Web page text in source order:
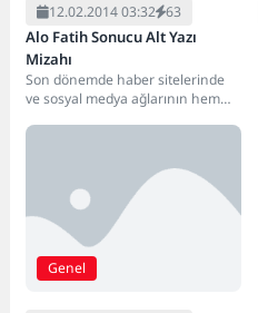
12.02.2014 03:32 63
Alo Fatih Sonucu Alt Yazı
Mizahı
Son dönemde haber sitelerinde
ve sosyal medya ağlarının hemen
Fatih"...
Genel